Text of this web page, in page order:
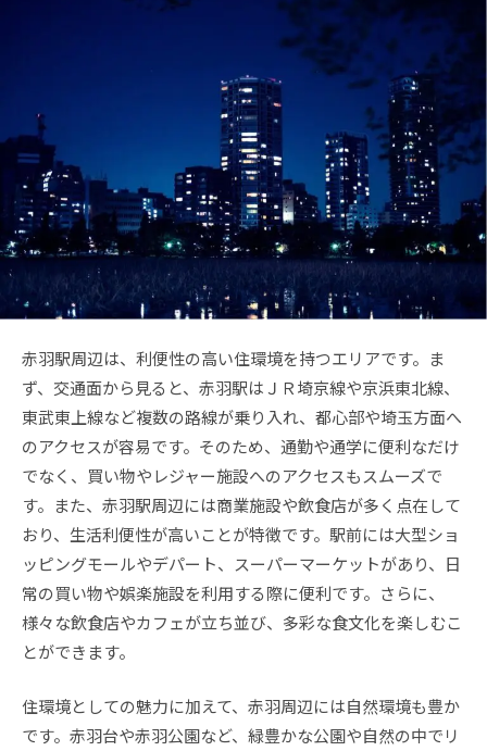
赤羽駅周辺は、利便性の高い住環境を持つエリアです。ま
ず、交通面から見ると、赤羽駅はＪＲ埼京線や京浜東北線、
東武東上線など複数の路線が乗り入れ、都心部や埼玉方面へ
のアクセスが容易です。そのため、通勤や通学に便利なだけ
でなく、買い物やレジャー施設へのアクセスもスムーズで
す。また、赤羽駅周辺には商業施設や飲食店が多く点在して
おり、生活利便性が高いことが特徴です。駅前には大型ショ
ッピングモールやデパート、スーパーマーケットがあり、日
常の買い物や娯楽施設を利用する際に便利です。さらに、
様々な飲食店やカフェが立ち並び、多彩な食文化を楽しむこ
とができます。
住環境としての魅力に加えて、赤羽周辺には自然環境も豊か
です。赤羽台や赤羽公園など、緑豊かな公園や自然の中でリ